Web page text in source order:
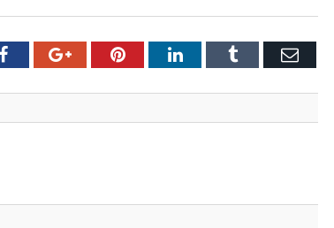
FacebookGoogle+PinterestLinkedInTumblr Email